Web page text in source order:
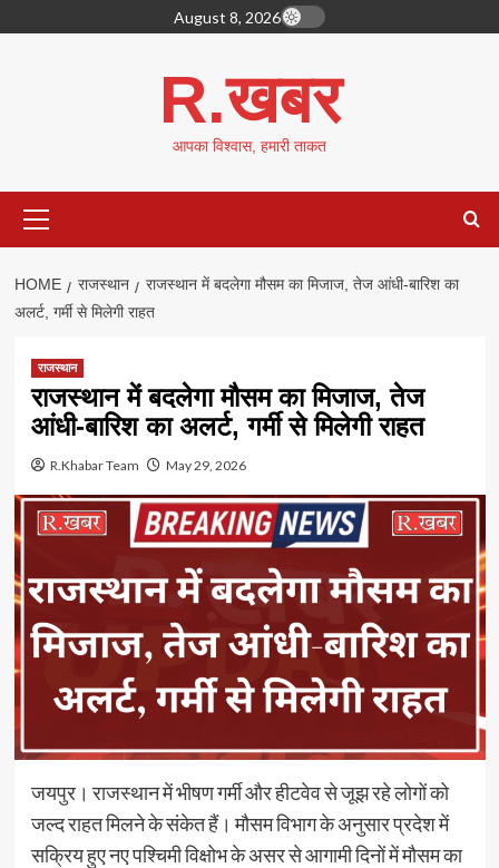
to
August 8, 2026
R.खबर
आपका विश्वास, हमारी ताकत
Menu
HOME राजस्थान
राजस्थान में बदलेगा मौसम का मिजाज, तेज आंधी-बारिश का
अलर्ट, गर्मी से मिलेगी राहत
राजस्थान
राजस्थान में बदलेगा मौसम का मिजाज, तेज
आंधी-बारिश का अलर्ट, गर्मी से मिलेगी राहत
R.Khabar Team May 29, 2026
जयपुर। राजस्थान में भीषण गर्मी और हीटवेव से जूझ रहे लोगों को
जल्द राहत मिलने के संकेत हैं। मौसम विभाग के अनुसार प्रदेश में
सक्रिय हुए नए पश्चिमी विक्षोभ के असर से आगामी दिनों में मौसम का